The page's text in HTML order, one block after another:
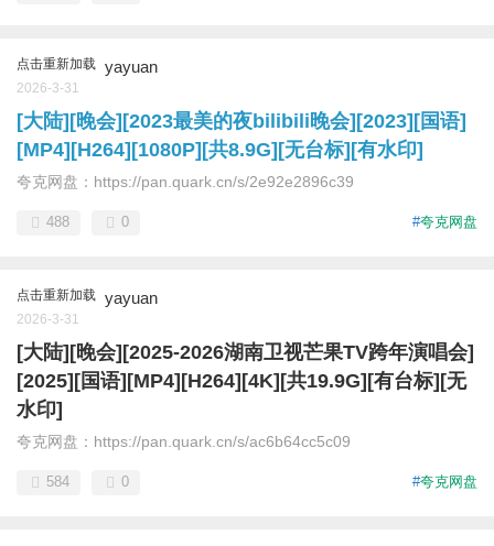
点击重新加载 yayuan
2026-3-31
[大陆][晚会][2023最美的夜bilibili晚会][2023][国语]
[MP4][H264][1080P][共8.9G][无台标][有水印]
夸克网盘：https://pan.quark.cn/s/2e92e2896c39
#夸克网盘
488 0
点击重新加载 yayuan
2026-3-31
[大陆][晚会][2025-2026湖南卫视芒果TV跨年演唱会]
[2025][国语][MP4][H264][4K][共19.9G][有台标][无
水印]
夸克网盘：https://pan.quark.cn/s/ac6b64cc5c09
#夸克网盘
584 0